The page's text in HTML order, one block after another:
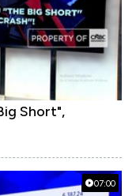
Short",
07:00